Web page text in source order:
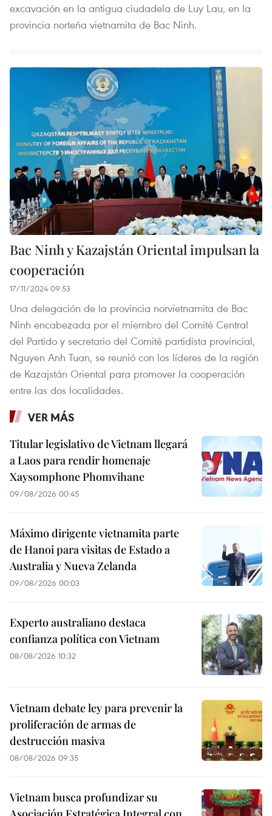
excavación en la antigua ciudadela de Luy Lau, en la
provincia norteña vietnamita de Bac Ninh.
Bac Ninh y Kazajstán Oriental impulsan la
cooperación
17/11/2024 09:53
Una delegación de la provincia norvietnamita de Bac
Ninh encabezada por el miembro del Comité Central
del Partido y secretario del Comité partidista provincial,
Nguyen Anh Tuan, se reunió con los líderes de la región
de Kazajstán Oriental para promover la cooperación
entre las dos localidades.
VER MÁS
Titular legislativo de Vietnam llegará
a Laos para rendir homenaje
Xaysomphone Phomvihane
09/08/2026 00:45
Máximo dirigente vietnamita parte
de Hanoi para visitas de Estado a
Australia y Nueva Zelanda
09/08/2026 00:03
Experto australiano destaca
confianza política con Vietnam
08/08/2026 10:32
Vietnam debate ley para prevenir la
proliferación de armas de
destrucción masiva
08/08/2026 09:35
Vietnam busca profundizar su